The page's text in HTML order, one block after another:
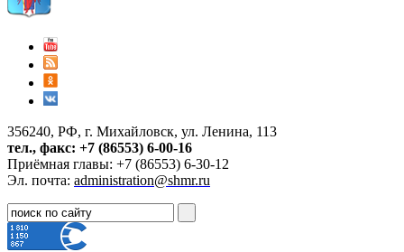
356240, РФ, г. Михайловск, ул. Ленина, 113
тел., факс: +7 (86553) 6-00-16
Приёмная главы: +7 (86553) 6-30-12
Эл. почта: administration@shmr.ru